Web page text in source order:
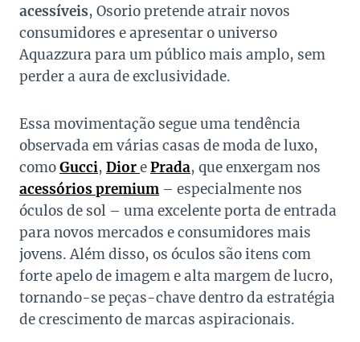
acessíveis, Osorio pretende atrair novos
consumidores e apresentar o universo
Aquazzura para um público mais amplo, sem
perder a aura de exclusividade.
Essa movimentação segue uma tendência
observada em várias casas de moda de luxo,
comoGucci, DiorePrada, que enxergam nos
acessórios premium – especialmente nos
óculos de sol – uma excelente porta de entrada
para novos mercados e consumidores mais
jovens. Além disso, os óculos são itens com
forte apelo de imagem e alta margem de lucro,
tornando-se peças-chave dentro da estratégia
de crescimento de marcas aspiracionais.